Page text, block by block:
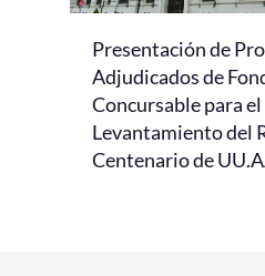
Presentación de
Adjudicados de
Concursable para el
Levantamiento del
Centenario de